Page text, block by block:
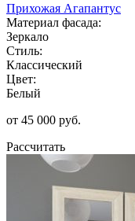
Прихожая Агапантус
Материал фасада:
Зеркало
Стиль:
Классический
Цвет:
Белый
от 45 000 руб.
Рассчитать